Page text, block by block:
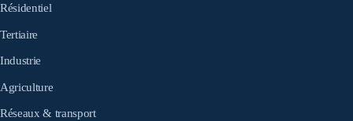
Résidentiel
Tertiaire
Industrie
Agriculture
Réseaux & transport